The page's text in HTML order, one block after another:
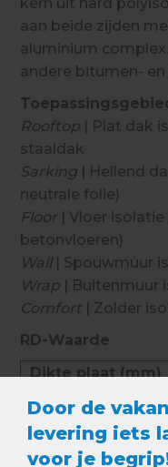
Door de
levering iets
voor je
kern uit hard
aan beide zijden
aluminium
andere bitumen-
Rooftop | Plat dak
staaldak
Sarking | Hellend
neutrale folie)
Floor | Vloer
betonvloeren)
Wall| Spouwmuur
Wrap | Buitenmuur
Comfort | Zolder
RD-Waarde
Dikte plaat (mm)
40 mm